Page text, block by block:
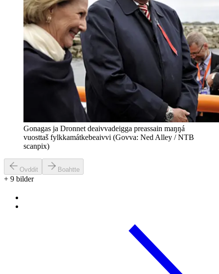
Gonagas ja Dronnet deaivvadeigga preassain maŋŋá
vuosttaš fylkkamátkebeaivvi (Govva: Ned Alley / NTB
scanpix)
Ovddit Boahtte
+ 9 bilder